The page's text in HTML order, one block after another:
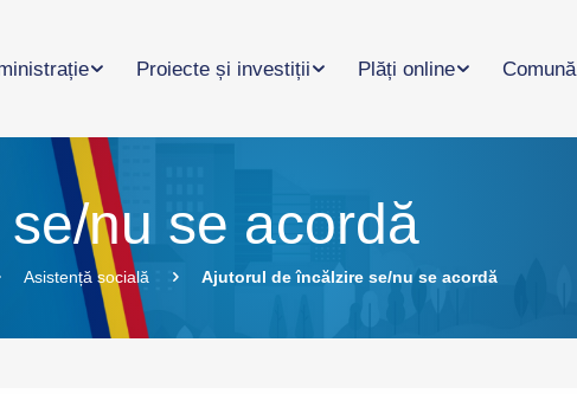
Proiecte și investiții Plăți online Comună
nu se acordă
Asistență socială Ajutorul de încălzire se/nu se acordă